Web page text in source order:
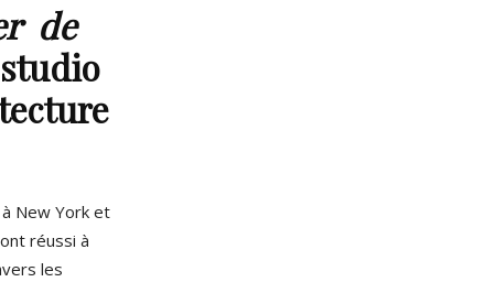
de
New York et
réussi à
les